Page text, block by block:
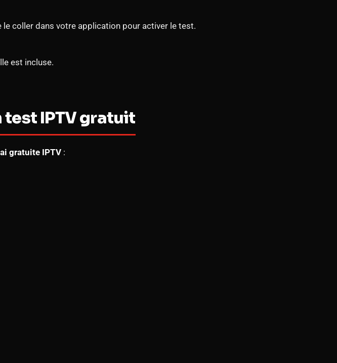
le coller dans votre application pour activer le test.
est incluse.
IPTV gratuit
gratuite IPTV :